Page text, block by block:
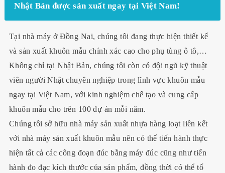
Nhật Bản được sản xuất ngay tại Việt Nam!
Tại nhà máy ở Đồng Nai, chúng tôi đang thực hiện thiết kế
và sản xuất khuôn mẫu chính xác cao cho phụ tùng ô tô,…
Không chỉ tại Nhật Bản, chúng tôi còn có đội ngũ kỹ thuật
viên người Nhật chuyên nghiệp trong lĩnh vực khuôn mẫu
ngay tại Việt Nam, với kinh nghiệm chế tạo và cung cấp
khuôn mẫu cho trên 100 dự án mỗi năm.
Chúng tôi sở hữu nhà máy sản xuất nhựa hàng loạt liên kết
với nhà máy sản xuất khuôn mẫu nên có thể tiến hành thực
hiện tất cả các công đoạn đúc bằng máy đúc cũng như tiến
hành đo đạc kích thước của sản phẩm, đồng thời có thể tổ